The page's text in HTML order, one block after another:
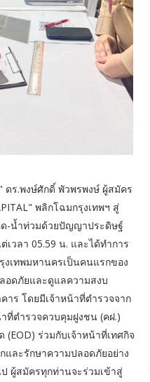
ร.พงษ์ศักดิ์ พัวพรพงษ์ ผู้สมัคร
พลิกโฉมกรุงเทพฯ สู่
ด-น้ำท่วมด้วยปัญญาประดิษฐ์
วลา 05.59 น. และได้ทำการ
งเทพมหานครเป็นคนแรกของ
อดภัยและดูแลความสงบ
าร โดยมีเจ้าหน้าที่ตำรวจจาก
ที่ตำรวจควบคุมฝูงชน (คฝ.)
(EOD) ร่วมกับเจ้าหน้าที่เทศกิจ
และรักษาความปลอดภัยอย่าง
ผู้สมัครทุกท่านจะร่วมเข้าสู่